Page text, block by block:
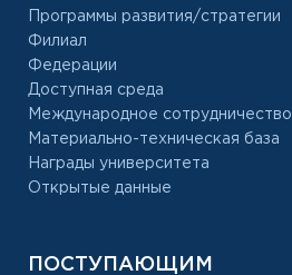
Программы развития/стратегии
Филиал
Федерации
Доступная среда
Международное сотрудничество
Материально-техническая база
Награды университета
Открытые данные
ПОСТУПАЮЩИМ